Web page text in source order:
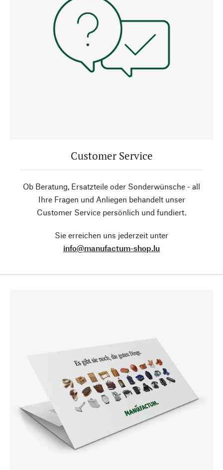
Customer Service
Ob Beratung, Ersatzteile oder Sonderwünsche - all
Ihre Fragen und Anliegen behandelt unser
Customer Service persönlich und fundiert.
Sie erreichen uns jederzeit unter
info@manufactum-shop.lu